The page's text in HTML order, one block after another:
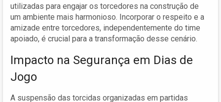
utilizadas para engajar os torcedores na construção de
um ambiente mais harmonioso. Incorporar o respeito e a
amizade entre torcedores, independentemente do time
apoiado, é crucial para a transformação desse cenário.
Impacto na Segurança em Dias de
Jogo
A suspensão das torcidas organizadas em partidas